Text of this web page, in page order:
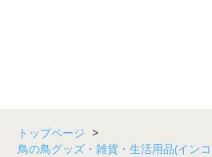
トップページ >
鳥の鳥グッズ・雑貨・生活用品(イン